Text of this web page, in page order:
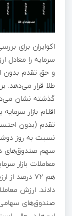
اکوایران برای
سرمایه را
و حق تقدم
طلا قرار می‌دهد.
گذشته نشان
اقلام بازار
تقدم (بدون
نسبت به روز
سهم صندوق‌های
معاملات بازار
هم ۷۲ درصد
دادند. ارزش
صندوق‌های